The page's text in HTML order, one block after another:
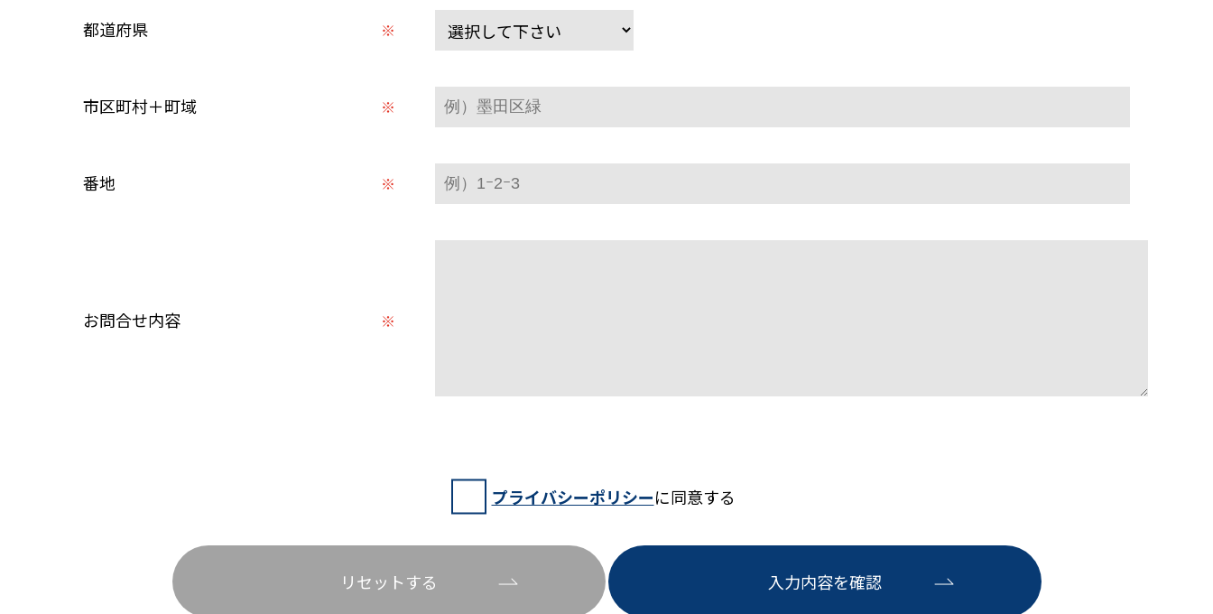
都道府県 ※
市区町村＋町域 ※
番地 ※
お問合せ内容 ※
プライバシーポリシーに同意する